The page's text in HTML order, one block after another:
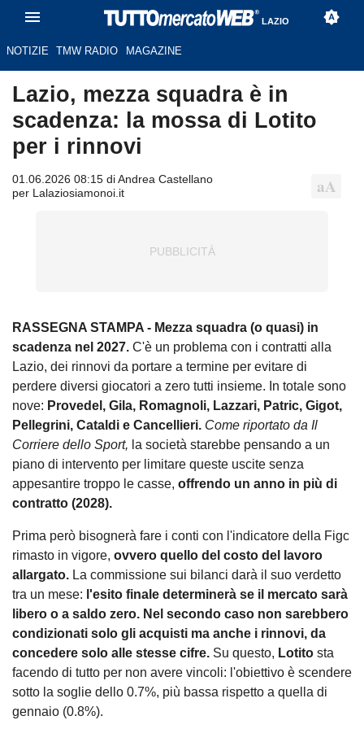
LAZIO
NOTIZIE TMW RADIO MAGAZINE
Lazio, mezza squadra è in
scadenza: la mossa di Lotito
per i rinnovi
01.06.2026 08:15 di Andrea Castellano
per Lalaziosiamonoi.it
RASSEGNA STAMPA - Mezza squadra (o quasi) in
scadenza nel 2027. C'è un problema con i contratti alla
Lazio, dei rinnovi da portare a termine per evitare di
perdere diversi giocatori a zero tutti insieme. In totale sono
nove: Provedel, Gila, Romagnoli, Lazzari, Patric, Gigot,
Pellegrini, Cataldi e Cancellieri. Come riportato da Il
Corriere dello Sport, la società starebbe pensando a un
piano di intervento per limitare queste uscite senza
appesantire troppo le casse, offrendo un anno in più di
contratto (2028).
Prima però bisognerà fare i conti con l'indicatore della Figc
rimasto in vigore, ovvero quello del costo del lavoro
allargato. La commissione sui bilanci darà il suo verdetto
tra un mese: l'esito finale determinerà se il mercato sarà
libero o a saldo zero. Nel secondo caso non sarebbero
condizionati solo gli acquisti ma anche i rinnovi, da
concedere solo alle stesse cifre. Su questo, Lotito sta
facendo di tutto per non avere vincoli: l'obiettivo è scendere
sotto la soglie dello 0.7%, più bassa rispetto a quella di
gennaio (0.8%).